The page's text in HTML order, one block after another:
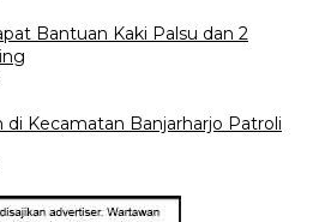
Bantuan Kaki Palsu dan 2
Kecamatan Banjarharjo Patroli